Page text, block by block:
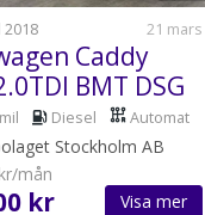
2018
21 mars
Caddy
BMT DSG
Drag D-värm
Diesel Automat
Stockholm AB
mån
kr Visa mer